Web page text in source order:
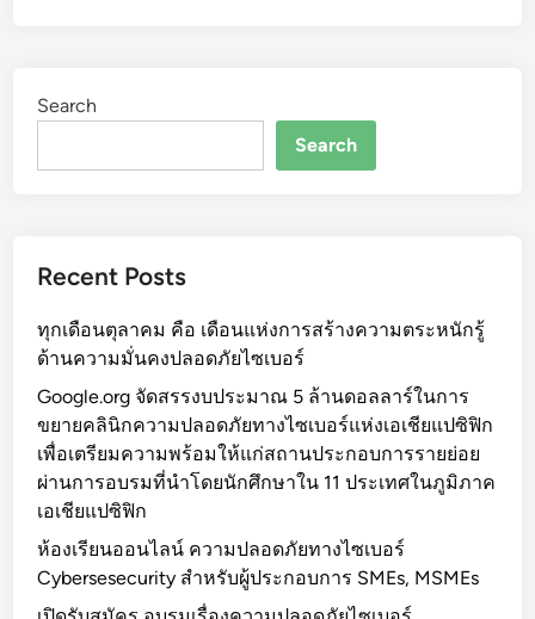
Search
Search
Recent Posts
ทุกเดือนตุลาคม คือ เดือนแห่งการสร้างความตระหนักรู้
ด้านความมั่นคงปลอดภัยไซเบอร์
Google.org จัดสรรงบประมาณ 5 ล้านดอลลาร์ในการ
ขยายคลินิกความปลอดภัยทางไซเบอร์แห่งเอเชียแปซิฟิก
เพื่อเตรียมความพร้อมให้แก่สถานประกอบการรายย่อย
ผ่านการอบรมที่นำโดยนักศึกษาใน 11 ประเทศในภูมิภาค
เอเชียแปซิฟิก
ห้องเรียนออนไลน์ ความปลอดภัยทางไซเบอร์
Cybersesecurity สำหรับผู้ประกอบการ SMEs, MSMEs